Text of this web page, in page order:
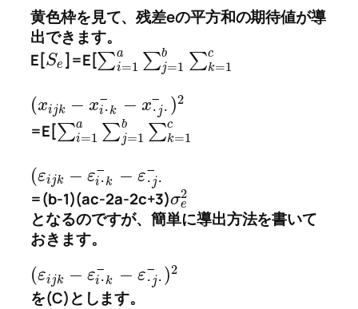
黄色枠を見て、残差eの平方和の期待値が導
出できます。
E[Se ]=E[∑a
i=1 ∑b
j=1 ∑c
k=1
(xijk − xi ･k
¯ − x ･ j ･
¯ )2
=E[∑a
i=1 ∑b
j=1 ∑c
k=1
(εijk − εi ･k
¯ − ε ･ j ･
¯
=(b-1)(ac-2a-2c+3)σ2
e
となるのですが、簡単に導出方法を書いて
おきます。
(εijk − εi ･k
¯ − ε ･ j ･
¯ )2
を(C)とします。